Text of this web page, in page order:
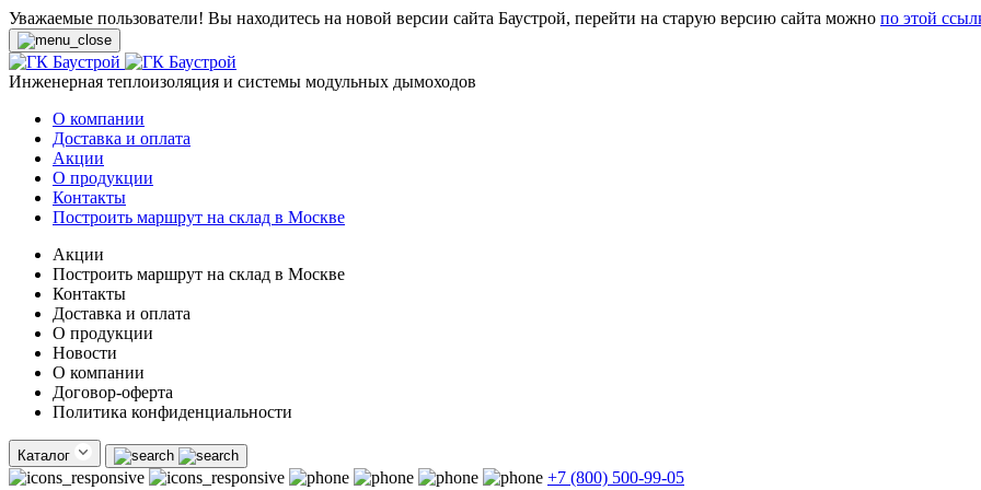
Уважаемые пользователи! Вы находитесь на новой версии сайта Баустрой, перейти на старую версию сайта можно по этой
Инженерная теплоизоляция и системы модульных дымоходов
О компании
Доставка и оплата
Акции
О продукции
Контакты
Построить маршрут на склад в Москве
Акции
Построить маршрут на склад в Москве
Контакты
Доставка и оплата
О продукции
Новости
О компании
Договор-оферта
Политика конфиденциальности
Каталог
+7 (800) 500-99-05